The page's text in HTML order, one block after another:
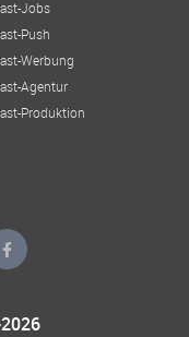
Jobs
Push
Werbung
Agentur
Produktion